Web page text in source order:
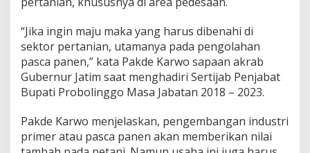
“Jika ingin maju maka yang harus dibenahi di
sektor pertanian, utamanya pada pengolahan
pasca panen,” kata Pakde Karwo sapaan akrab
Gubernur Jatim saat menghadiri Sertijab Penjabat
Bupati Probolinggo Masa Jabatan 2018 – 2023.
Pakde Karwo menjelaskan, pengembangan industri
primer atau pasca panen akan memberikan nilai